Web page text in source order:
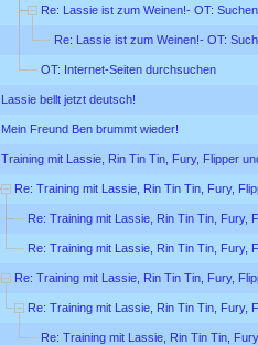
Re: Lassie ist zum Weinen!- OT: Suchen
Re: Lassie ist zum Weinen!- OT:
OT: Internet-Seiten durchsuchen
Lassie bellt jetzt deutsch!
Mein Freund Ben brummt wieder!
Training mit Lassie, Rin Tin Tin, Fury, Flipper
Re: Training mit Lassie, Rin Tin Tin, Fury,
Re: Training mit Lassie, Rin Tin Tin, Fury,
Re: Training mit Lassie, Rin Tin Tin, Fury,
Re: Training mit Lassie, Rin Tin Tin, Fury,
Re: Training mit Lassie, Rin Tin Tin, Fury,
Re: Training mit Lassie, Rin Tin Tin,